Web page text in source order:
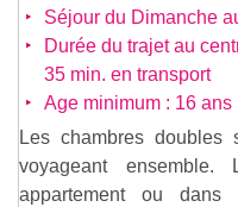
Séjour du Dimanche
Durée du trajet au
35 min. en transport
Age minimum : 16 ans
Les chambres doubles
voyageant ensemble.
appartement ou dans